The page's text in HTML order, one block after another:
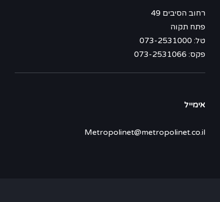
רחוב הסיבים 49
פתח תקוה
טל: 073-2531000
פקס: 073-2531066
אימייל
Metropolinet@metropolinet.co.il